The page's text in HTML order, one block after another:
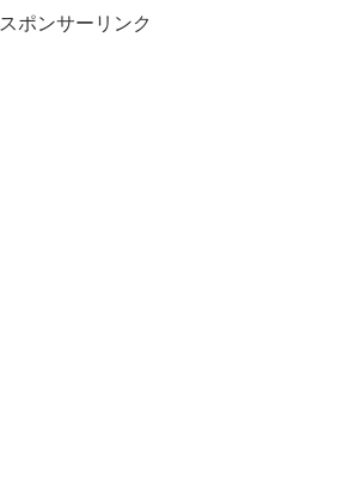
朝恒例のウォーキングは雪...
スポンサーリンク